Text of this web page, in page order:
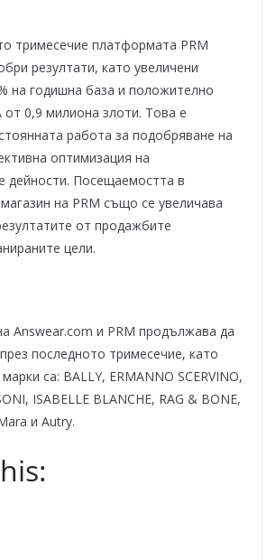
тримесечие платформата PRM
резултати, като увеличени
на годишна база и положително
от 0,9 милиона злоти. Това е
работа за подобряване на
оптимизация на
дейности. Посещаемостта в
на PRM също се увеличава
от продажбите
цели.
Answear.com и PRM продължава да
последното тримесечие, като
са: BALLY, ERMANNO SCERVINO,
ISABELLE BLANCHE, RAG & BONE,
и Autry.